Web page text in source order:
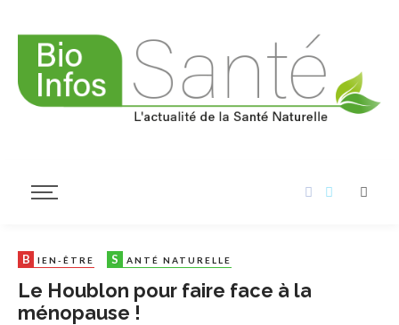
B IEN-ÊTRE S ANTÉ NATURELLE
Le Houblon pour faire face à la
ménopause !